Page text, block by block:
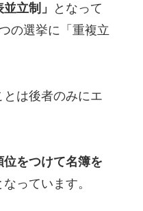
立制」
となって
の選挙に「重複立
は後者のみにエ
をつけて名簿を
なっています。